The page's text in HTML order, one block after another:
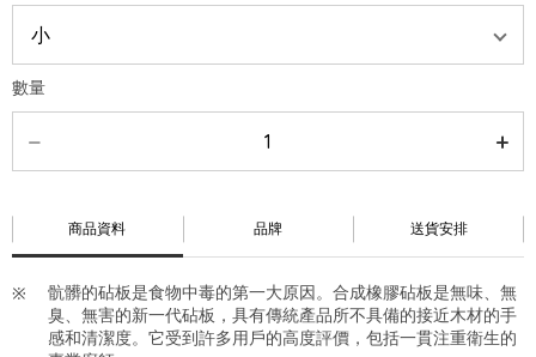
數量
商品資料 品牌 送貨安排
骯髒的砧板是食物中毒的第一大原因。合成橡膠砧板是無味、無
臭、無害的新一代砧板，具有傳統產品所不具備的接近木材的手
感和清潔度。它受到許多用戶的高度評價，包括一貫注重衛生的